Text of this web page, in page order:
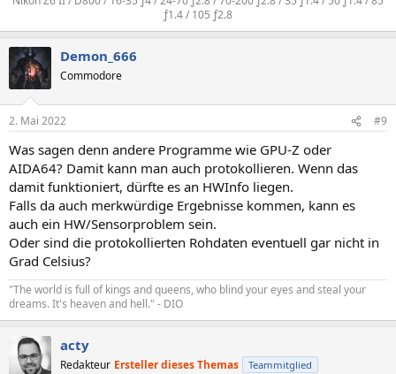
ƒ1.4 / 105 ƒ2.8
Demon_666
Commodore
2. Mai 2022 #9
Was sagen denn andere Programme wie GPU-Z oder
AIDA64? Damit kann man auch protokollieren. Wenn das
damit funktioniert, dürfte es an HWInfo liegen.
Falls da auch merkwürdige Ergebnisse kommen, kann es
auch ein HW/Sensorproblem sein.
Oder sind die protokollierten Rohdaten eventuell gar nicht in
Grad Celsius?
"The world is full of kings and queens, who blind your eyes and steal your
dreams. It's heaven and hell." - DIO
acty
Redakteur Ersteller dieses Themas Teammitglied